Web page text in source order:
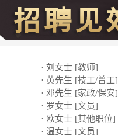
· 刘女士 [教师]
· 黄先生 [技工/普工]
· 邓先生 [家政/保安]
· 罗女士 [文员]
· 欧女士 [其他职位]
· 温女士 [文员]